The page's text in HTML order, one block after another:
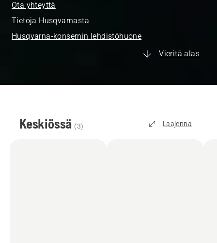
Ota yhteyttä
Tietoja Husqvarnasta
Husqvarna-konsernin lehdistöhuone
Vieritä alas
Keskiössä (3) Laajenna